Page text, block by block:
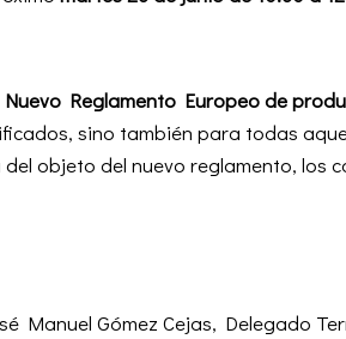
Reglamento Europeo de
sino también para todas
objeto del nuevo reglamento, los
Manuel Gómez Cejas, Delegado